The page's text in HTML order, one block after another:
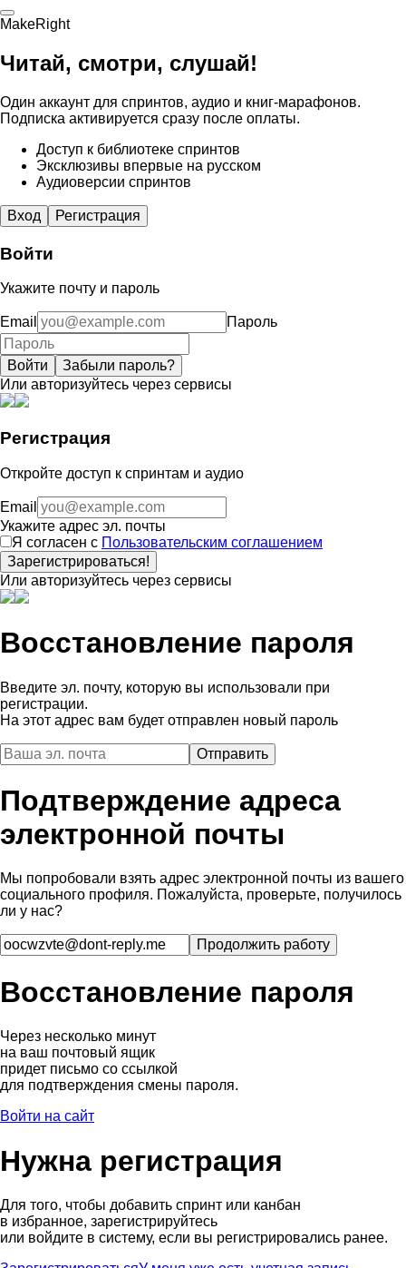
MakeRight
Читай, смотри, слушай!
Один аккаунт для спринтов, аудио и книг-марафонов.
Подписка активируется сразу после оплаты.
Доступ к библиотеке спринтов
Эксклюзивы впервые на русском
Аудиоверсии спринтов
Вход Регистрация
Войти
Укажите почту и пароль
Email Пароль
Войти
Забыли пароль?
Или авторизуйтесь через сервисы
Регистрация
Откройте доступ к спринтам и аудио
Email
Укажите адрес эл. почты
Я согласен с Пользовательским соглашением
Зарегистрироваться!
Или авторизуйтесь через сервисы
Восстановление пароля
Введите эл. почту, которую вы использовали при
регистрации.
На этот адрес вам будет отправлен новый пароль
Подтверждение адреса
электронной почты
Мы попробовали взять адрес электронной почты из вашего
социального профиля. Пожалуйста, проверьте, получилось
ли у нас?
Восстановление пароля
Через несколько минут
на ваш почтовый ящик
придет письмо со ссылкой
для подтверждения смены пароля.
Войти на сайт
Нужна регистрация
Для того, чтобы добавить спринт или канбан
в избранное, зарегистрируйтесь
или войдите в систему, если вы регистрировались ранее.